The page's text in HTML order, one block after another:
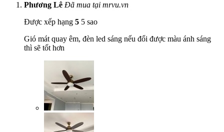
tản nhiệt, nên quạt có tuổi thọ vô cùng bền bỉ với thời gian. Daisy sử
chiếu sáng dịu nhẹ cho căn phòng, có công suât 24w. Led được sản
với các dòng quạt nhái trên thị trường
Phương Lê Đã mua tại mrvu.vn
Được xếp hạng 5 5 sao
Gió mát quay êm, đèn led sáng nếu đổi được màu ánh sáng
thì sẽ tốt hơn